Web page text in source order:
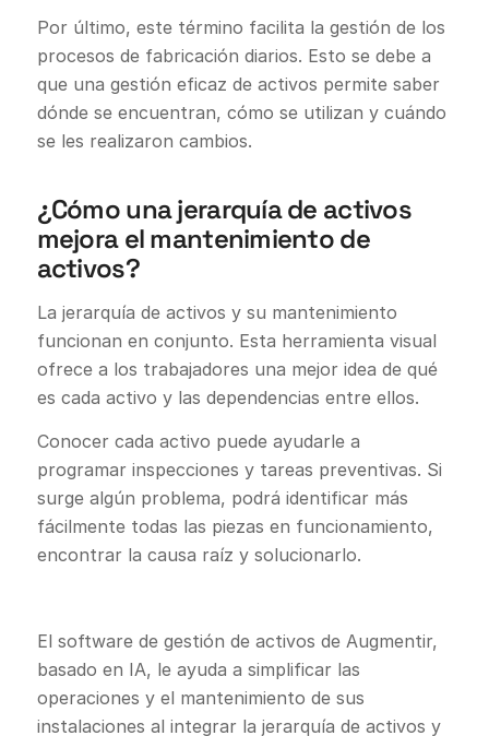
Por último, este término facilita la gestión de los
procesos de fabricación diarios. Esto se debe a
que una gestión eficaz de activos permite saber
dónde se encuentran, cómo se utilizan y cuándo
se les realizaron cambios.
¿Cómo una jerarquía de activos
mejora el mantenimiento de
activos?
La jerarquía de activos y su mantenimiento
funcionan en conjunto. Esta herramienta visual
ofrece a los trabajadores una mejor idea de qué
es cada activo y las dependencias entre ellos.
Conocer cada activo puede ayudarle a
programar inspecciones y tareas preventivas. Si
surge algún problema, podrá identificar más
fácilmente todas las piezas en funcionamiento,
encontrar la causa raíz y solucionarlo.
El software de gestión de activos de Augmentir,
basado en IA, le ayuda a simplificar las
operaciones y el mantenimiento de sus
instalaciones al integrar la jerarquía de activos y